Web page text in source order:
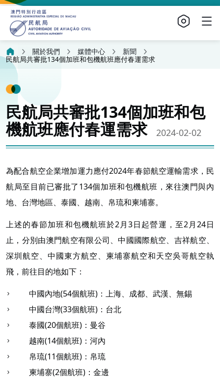
關於我們 媒體中心
新聞
民航局共審批134個加班和包機航班應付春運需求
民航局共審批134個加班和包
機航班應付春運需求
2024-02-02
為配合航空企業增加運力應付2024年春節航空運輸需求，民
航局至目前已審批了134個加班和包機航班，來往澳門與內
地、台灣地區、泰國、越南、帛琉和柬埔寨。
上述的春節加班和包機航班於2月3日起營運，至2月24日
止，分別由澳門航空有限公司、中國國際航空、吉祥航空、
深圳航空、中國東方航空、柬埔寨航空和天空吳哥航空執
飛，前往目的地如下：
中國內地(54個航班)：上海、成都、武漢、無錫
中國台灣(33個航班)：台北
泰國(20個航班)：曼谷
越南(14個航班)：河內
帛琉(11個航班)：帛琉
柬埔寨(2個航班)：金邊